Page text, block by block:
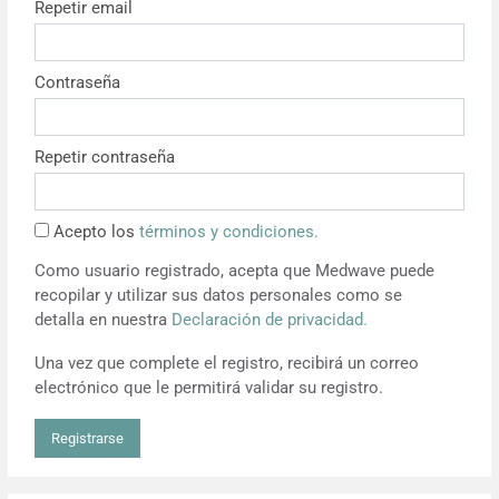
Noticias
Repetir email
Contraseña
Repetir contraseña
Acepto los términos y condiciones.
Como usuario registrado, acepta que Medwave puede
recopilar y utilizar sus datos personales como se
detalla en nuestra Declaración de privacidad.
Una vez que complete el registro, recibirá un correo
electrónico que le permitirá validar su registro.
Registrarse